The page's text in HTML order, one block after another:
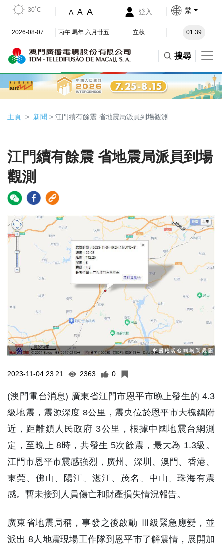
30˚C A A A 登入 繁
2026-08-07 丙午 馬年 六月廿五 立秋 01:39
搜尋
主頁 新聞 > 江門續有餘震 省地震局派員到場觀測
江門續有餘震 省地震局派員到場
觀測
2023-11-04 23:21 2363 0
(澳門電台消息) 廣東省江門市恩平市晚上發生的 4.3
級地震，震源深度 8公里，震央位於恩平市大槐鎮附
近，距離鎮人民政府 3公里，根據中國地震台網測
定，至晚上 8時，共發生 5次餘震，最大為 1.3級。
江門市恩平市震感強烈，廣州、深圳、澳門、香港、
東莞、佛山、陽江、湛江、茂名、中山、珠海有震
感。暫未接到人員傷亡和財產損失情況報告。
廣東省地震局稱，事發之後啟動 Ⅲ級緊急應變，並
派出 8人地震現場工作隊到恩平市了解震情，展開加